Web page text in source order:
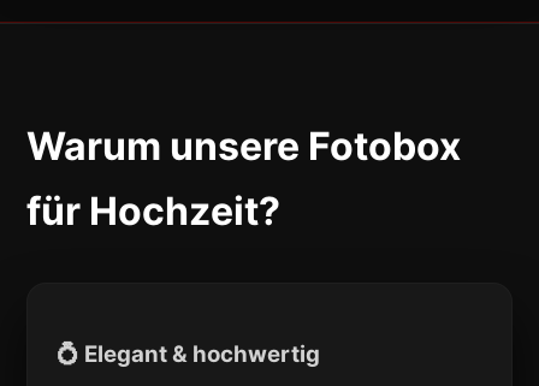
Warum unsere Fotobox
für Hochzeit?
💍 Elegant & hochwertig